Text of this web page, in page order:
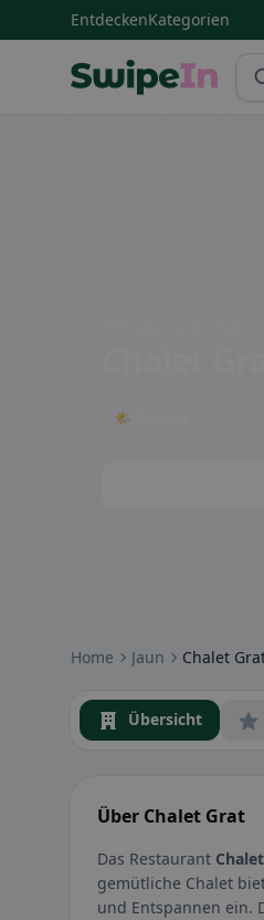
EntdeckenKategorien
🌤 Terrasse
Home Jaun Chalet
Übersicht
Über Chalet Grat
Das Restaurant
gemütliche Chalet
und Entspannen ein.